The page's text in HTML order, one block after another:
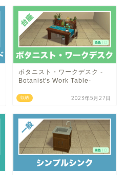
収納
ボタニスト・ワークデスク -
Botanist's Work Table-
2023年5月27日